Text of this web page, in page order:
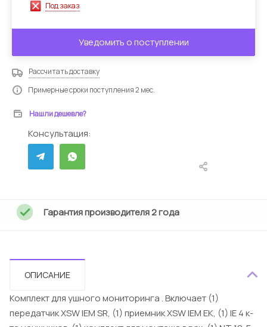
Гарантия производителя 2 года
Под заказ
Уведомить о поступлении
Рассчитать доставку
Примерные сроки поступления 2 мес.
Нашли дешевле?
Консультация:
ОПИСАНИЕ
Комплект для ушного мониторинга . Включает (1)
передатчик XSW IEM SR, (1) приемник XSW IEM EK, (1) IE 4 к-